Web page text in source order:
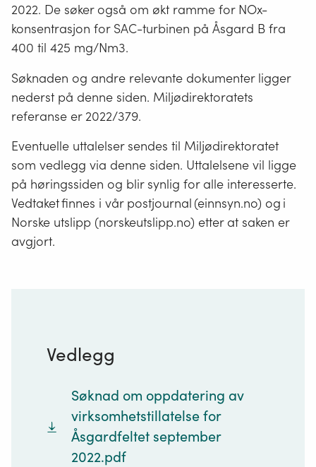
2022. De søker også om økt ramme for NOx-
konsentrasjon for SAC-turbinen på Åsgard B fra
400 til 425 mg/Nm3.
Søknaden og andre relevante dokumenter ligger
nederst på denne siden. Miljødirektoratets
referanse er 2022/379.
Eventuelle uttalelser sendes til Miljødirektoratet
som vedlegg via denne siden. Uttalelsene vil ligge
på høringssiden og blir synlig for alle interesserte.
Vedtaket finnes i vår postjournal (einnsyn.no) og i
Norske utslipp (norskeutslipp.no) etter at saken er
avgjort.
Vedlegg
Søknad om oppdatering av
virksomhetstillatelse for
Åsgardfeltet september
2022.pdf